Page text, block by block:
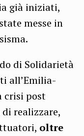
già iniziati,
messe in
di Solidarietà
all’Emilia-
crisi post
realizzare,
oltre